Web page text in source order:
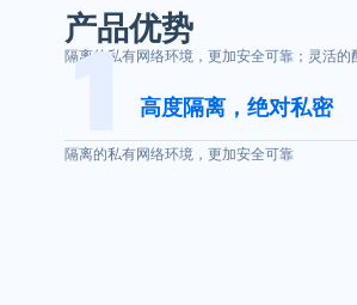
产品优势
隔离的私有网络环境，更加安全可靠；灵活的
高度隔离，绝对私密
隔离的私有网络环境，更加安全可靠